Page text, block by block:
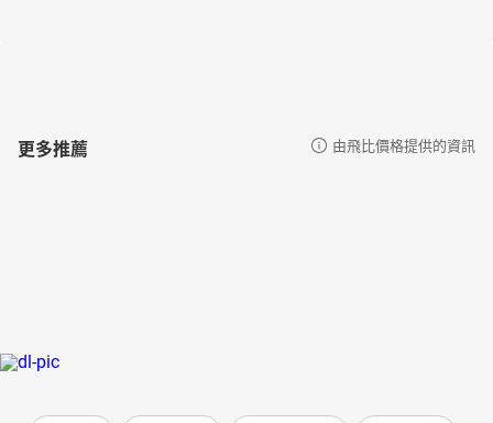
更多推薦 由飛比價格提供的資訊